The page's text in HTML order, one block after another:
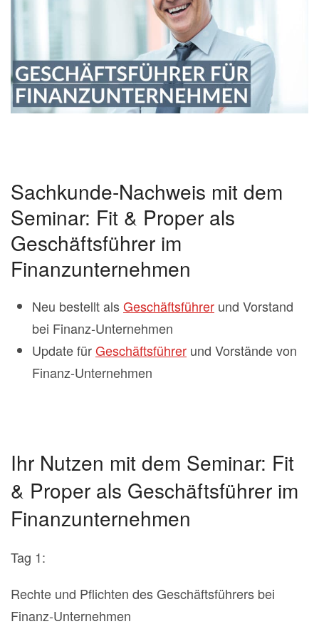
Sachkunde-Nachweis mit dem
Seminar: Fit & Proper als
Geschäftsführer im
Finanzunternehmen
Neu bestellt alsGeschäftsführer und Vorstand
bei Finanz-Unternehmen
Update fürGeschäftsführer und Vorstände von
Finanz-Unternehmen
Ihr Nutzen mit dem Seminar: Fit
& Proper als Geschäftsführer im
Finanzunternehmen
Tag 1:
Rechte und Pflichten des Geschäftsführers bei
Finanz-Unternehmen